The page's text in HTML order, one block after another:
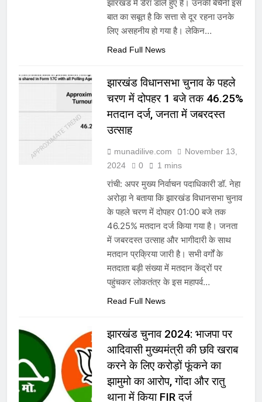
झारखंड में डेरा डाले हुए हैं। उनकी बेचैनी इस
बात का सबूत है कि सत्ता से दूर रहना उनके
लिए असहनीय हो गया है। लेकिन…
Read Full News
झारखंड विधानसभा चुनाव के पहले
चरण में दोपहर 1 बजे तक 46.25%
मतदान दर्ज, जनता में जबरदस्त
उत्साह
munadilive.com
November 13,
2024
0 1 mins
रांची: अपर मुख्य निर्वाचन पदाधिकारी डॉ. नेहा
अरोड़ा ने बताया कि झारखंड विधानसभा चुनाव
के पहले चरण में दोपहर 01:00 बजे तक
46.25% मतदान दर्ज किया गया है। जनता
में जबरदस्त उत्साह और भागीदारी के साथ
मतदान प्रक्रिया जारी है। सभी वर्गों के
मतदाता बड़ी संख्या में मतदान केंद्रों पर
पहुंचकर लोकतंत्र के इस महापर्व…
Read Full News
झारखंड चुनाव 2024: भाजपा पर
आदिवासी मुख्यमंत्री की छवि खराब
करने के लिए करोड़ों फूंकने का
झामुमो का आरोप, गोंदा और रातु
थाना में किया FIR दर्ज